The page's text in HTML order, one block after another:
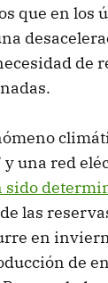
que en los
de
y una red
sido
las
en
de